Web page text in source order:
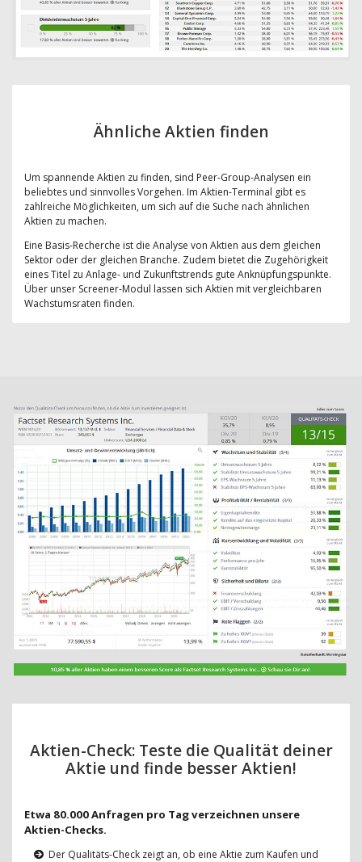
Ähnliche Aktien finden
Um spannende Aktien zu finden, sind Peer-Group-Analysen ein
beliebtes und sinnvolles Vorgehen. Im Aktien-Terminal gibt es
zahlreiche Möglichkeiten, um sich auf die Suche nach ähnlichen
Aktien zu machen.
Eine Basis-Recherche ist die Analyse von Aktien aus dem gleichen
Sektor oder der gleichen Branche. Zudem bietet die Zugehörigkeit
eines Titel zu Anlage- und Zukunftstrends gute Anknüpfungspunkte.
Über unser Screener-Modul lassen sich Aktien mit vergleichbaren
Wachstumsraten finden.
Aktien-Check: Teste die Qualität deiner
Aktie und finde besser Aktien!
Etwa 80.000 Anfragen pro Tag verzeichnen unsere
Aktien-Checks.
Der Qualitäts-Check zeigt an, ob eine Aktie zum Kaufen und